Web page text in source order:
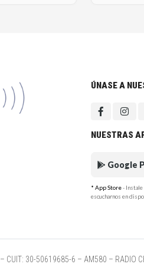
ÚNASE A
NUESTRAS
Google
* App Store-
escucharnos en
– CUIT: 30-50619685-6 – AM580 – RADIO